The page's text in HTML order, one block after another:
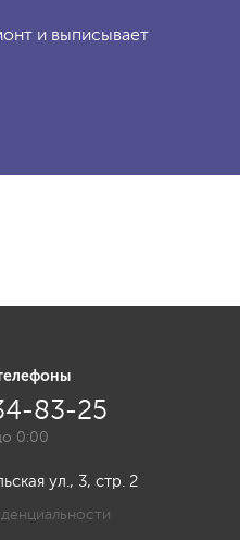
и выписывает
83-25
0:00
ул., 3, стр. 2